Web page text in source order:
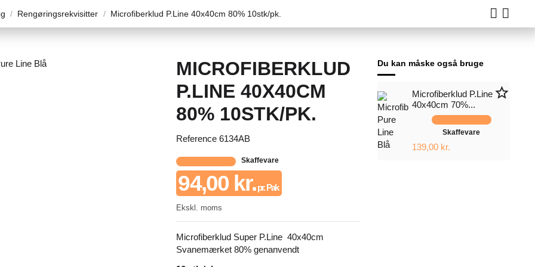
Rengøringsrekvisitter Microfiberklud P.Line 40x40cm 80% 10stk/pk.
MICROFIBERKLUD
P.LINE 40X40CM
80% 10STK/PK.
Reference 6134AB
Skaffevare
94,00 kr.pr. Pak
Ekskl. moms
Microfiberklud Super P.Line 40x40cm
Svanemærket 80% genanvendt
Du kan måske også bruge
Microfiberklud P.Line
40x40cm 70%...
star_border
Skaffevare
139,00 kr.